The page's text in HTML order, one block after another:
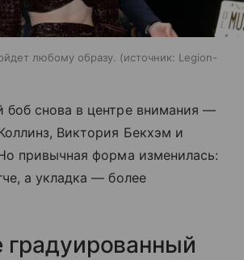
любому образу. источник: Legion-
боб снова в центре внимания —
Виктория Бекхэм и
привычная форма изменилась:
а укладка — более
градуированный